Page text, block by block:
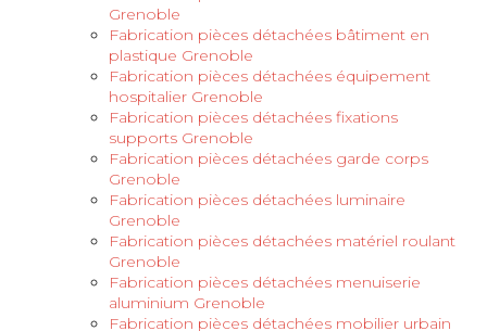
Grenoble
Fabrication pièces détachées bâtiment en
plastique Grenoble
Fabrication pièces détachées équipement
hospitalier Grenoble
Fabrication pièces détachées fixations
supports Grenoble
Fabrication pièces détachées garde corps
Grenoble
Fabrication pièces détachées luminaire
Grenoble
Fabrication pièces détachées matériel roulant
Grenoble
Fabrication pièces détachées menuiserie
aluminium Grenoble
Fabrication pièces détachées mobilier urbain